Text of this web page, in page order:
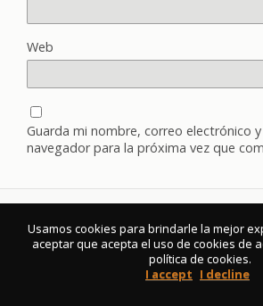
Web
Guarda mi nombre, correo electrónico
navegador para la próxima vez que
Volver arriba
Usamos cookies para brindarle la mejor
aceptar que acepta el uso de cookies de
política de cookies.
I accept I decline